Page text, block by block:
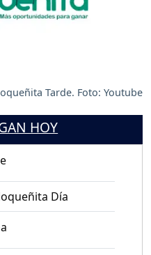
Tarde. Foto: Youtube
HOY
Día